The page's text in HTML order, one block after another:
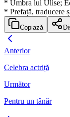
* Umbra lui Ulise;
* Prefață, traducere
Copiază
Anterior
Celebra actriță
Următor
Pentru un tânăr